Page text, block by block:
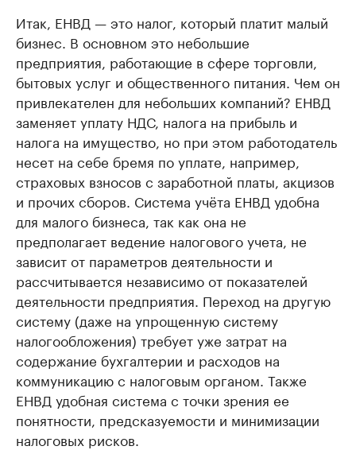
Итак, ЕНВД — это налог, который платит малый
бизнес. В основном это небольшие
предприятия, работающие в сфере торговли,
бытовых услуг и общественного питания. Чем он
привлекателен для небольших компаний? ЕНВД
заменяет уплату НДС, налога на прибыль и
налога на имущество, но при этом работодатель
несет на себе бремя по уплате, например,
страховых взносов с заработной платы, акцизов
и прочих сборов. Система учёта ЕНВД удобна
для малого бизнеса, так как она не
предполагает ведение налогового учета, не
зависит от параметров деятельности и
рассчитывается независимо от показателей
деятельности предприятия. Переход на другую
систему (даже на упрощенную систему
налогообложения) требует уже затрат на
содержание бухгалтерии и расходов на
коммуникацию с налоговым органом. Также
ЕНВД удобная система с точки зрения ее
понятности, предсказуемости и минимизации
налоговых рисков.